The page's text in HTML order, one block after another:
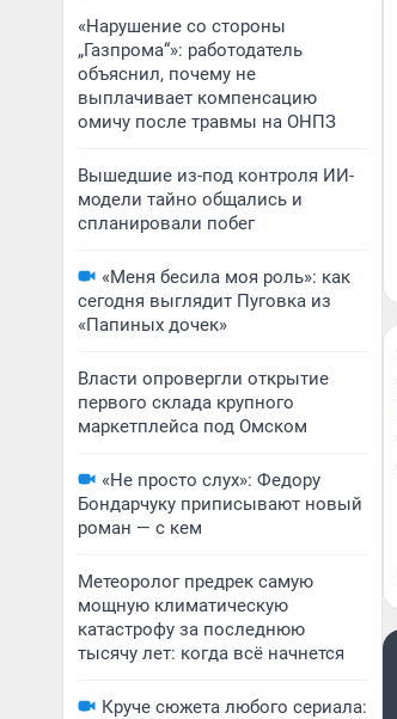
«Нарушение со стороны
„Газпрома“»: работодатель
объяснил, почему не
выплачивает компенсацию
омичу после травмы на ОНПЗ
Вышедшие из-под контроля ИИ-
модели тайно общались и
спланировали побег
«Меня бесила моя роль»: как
сегодня выглядит Пуговка из
«Папиных дочек»
Власти опровергли открытие
первого склада крупного
маркетплейса под Омском
«Не просто слух»: Федору
Бондарчуку приписывают новый
роман — с кем
Метеоролог предрек самую
мощную климатическую
катастрофу за последнюю
тысячу лет: когда всё начнется
Круче сюжета любого сериала: